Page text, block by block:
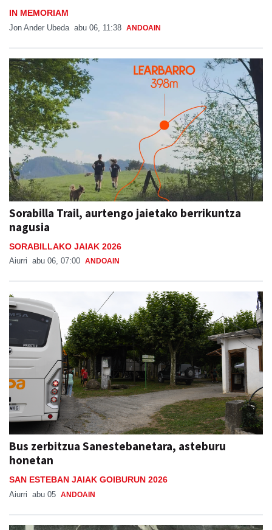
IN MEMORIAM
Jon Ander Ubeda abu 06, 11:38 ANDOAIN
Sorabilla Trail, aurtengo jaietako berrikuntza
nagusia
SORABILLAKO JAIAK 2026
Aiurri abu 06, 07:00 ANDOAIN
Bus zerbitzua Sanestebanetara, asteburu
honetan
SAN ESTEBAN JAIAK GOIBURUN 2026
Aiurri abu 05 ANDOAIN